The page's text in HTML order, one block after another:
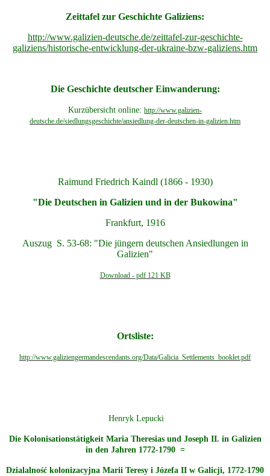
Genealogie
historische Publikationen
CHOLMERLAND
Zeittafel zur Geschichte Galiziens:
http://www.galizien-deutsche.de/zeittafel-zur-geschichte-
galiziens/historische-entwicklung-der-ukraine-bzw-galiziens.htm
Die Geschichte deutscher Einwanderung:
Kurzübersicht online: http://www.galizien-
deutsche.de/siedlungsgeschichte/ansiedlung-der-deutschen-in-galizien.htm
Raimund Friedrich Kaindl (1866 - 1930)
"Die Deutschen in Galizien und in der Bukowina"
Frankfurt, 1916
Auszug S. 53-68: "Die jüngern deutschen Ansiedlungen in
Galizien"
Download - pdf 121 KB
Ortsliste:
http://www.galiziengermandescendants.org/Data/Galicia_Settlements_booklet.pdf
Henryk Lepucki
Die Kolonisationstätigkeit Maria Theresias und Joseph II. in Galizien
in den Jahren 1772-1790 =
Dzialalność kolonizacyjna Marii Teresy i Józefa II w Galicji, 1772-1790